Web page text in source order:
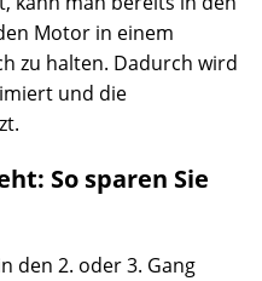
Motor in einem
zu halten. Dadurch wird
und die
So sparen Sie
den 2. oder 3. Gang